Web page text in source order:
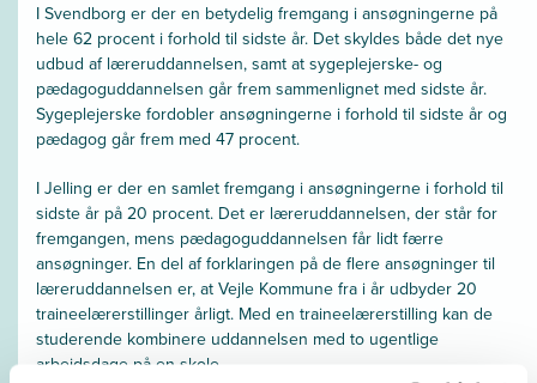
I Svendborg er der en betydelig fremgang i ansøgningerne på
hele 62 procent i forhold til sidste år. Det skyldes både det nye
udbud af læreruddannelsen, samt at sygeplejerske- og
pædagoguddannelsen går frem sammenlignet med sidste år.
Sygeplejerske fordobler ansøgningerne i forhold til sidste år og
pædagog går frem med 47 procent.
I Jelling er der en samlet fremgang i ansøgningerne i forhold til
sidste år på 20 procent. Det er læreruddannelsen, der står for
fremgangen, mens pædagoguddannelsen får lidt færre
ansøgninger. En del af forklaringen på de flere ansøgninger til
læreruddannelsen er, at Vejle Kommune fra i år udbyder 20
traineelærerstillinger årligt. Med en traineelærerstilling kan de
studerende kombinere uddannelsen med to ugentlige
arbejdsdage på en skole.